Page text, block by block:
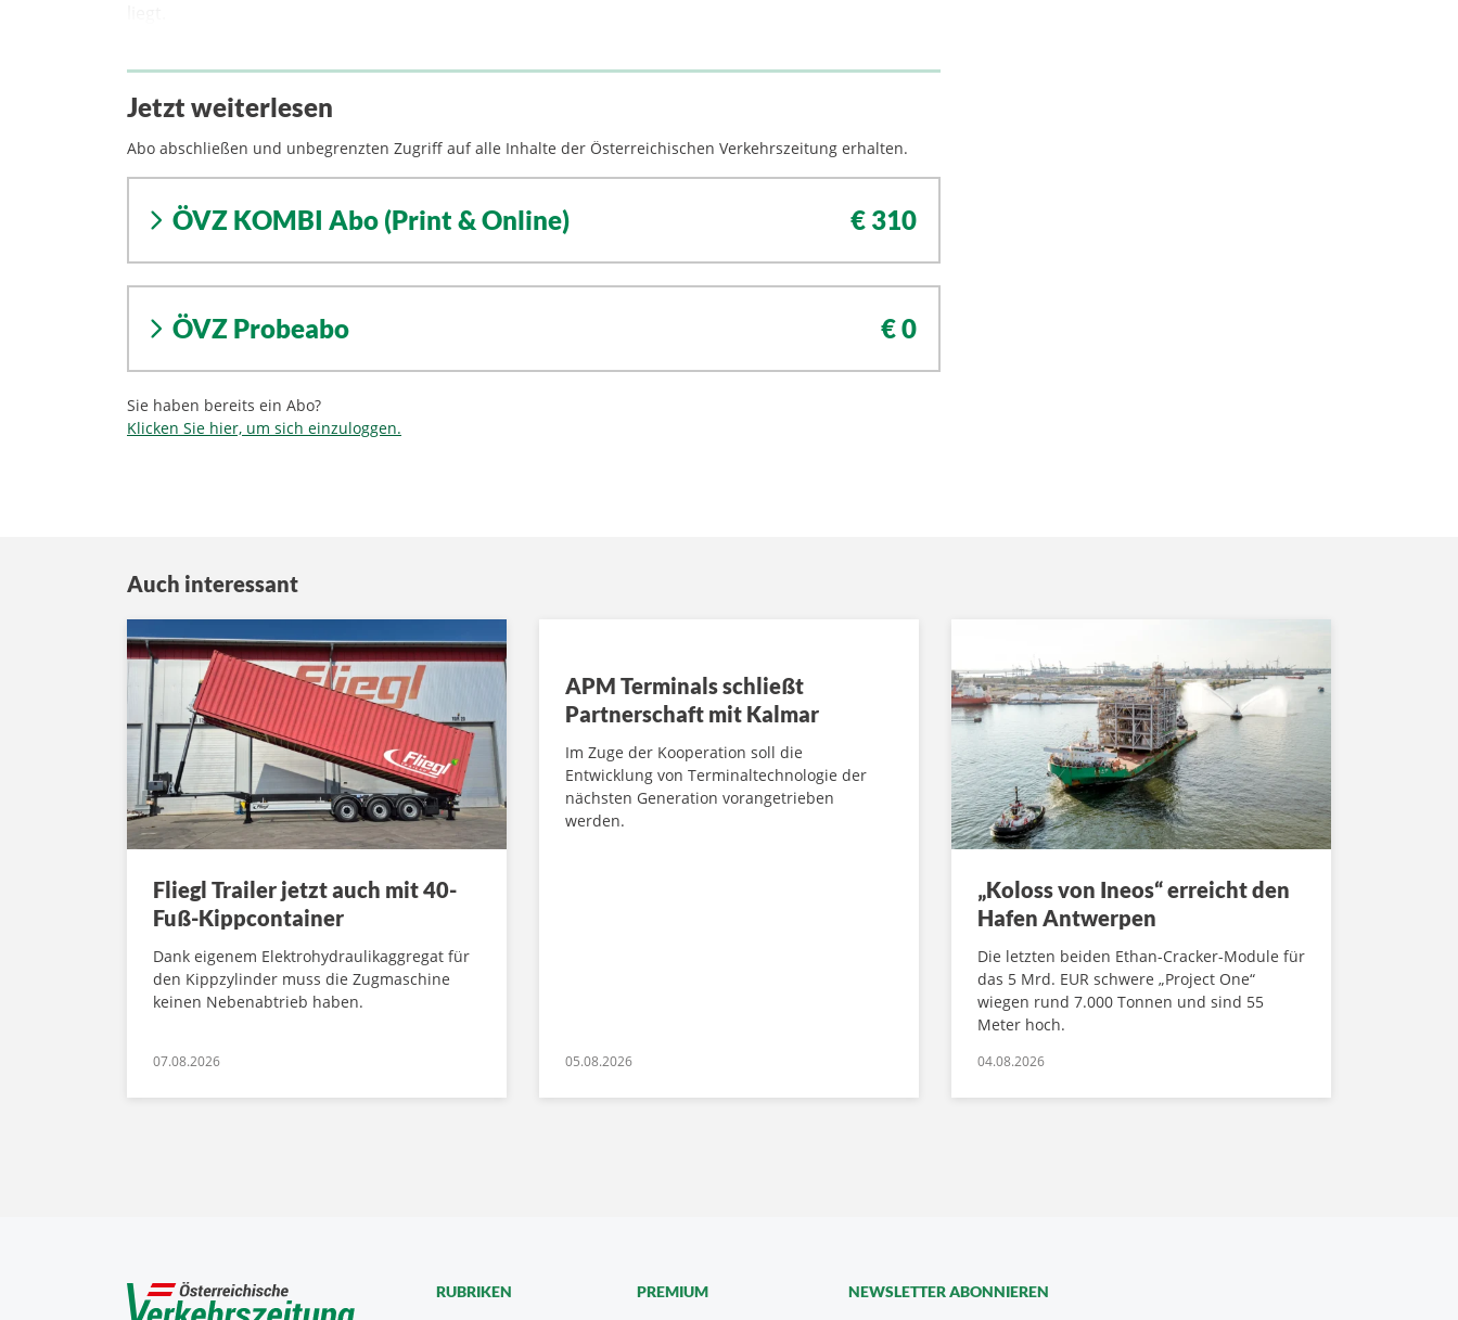
Jetzt weiterlesen
Abo abschließen und unbegrenzten Zugriff auf alle Inhalte der Österreichischen Verkehrszeitung erhalten.
ÖVZ KOMBI Abo (Print & Online) € 310
ÖVZ Probeabo € 0
Sie haben bereits ein Abo?
Klicken Sie hier, um sich einzuloggen.
Auch interessant
Fliegl Trailer jetzt auch mit 40-
Fuß-Kippcontainer
Dank eigenem Elektrohydraulikaggregat für
den Kippzylinder muss die Zugmaschine
keinen Nebenabtrieb haben.
07.08.2026
APM Terminals schließt
Partnerschaft mit Kalmar
Im Zuge der Kooperation soll die
Entwicklung von Terminaltechnologie der
nächsten Generation vorangetrieben
werden.
05.08.2026
„Koloss von Ineos“ erreicht den
Hafen Antwerpen
Die letzten beiden Ethan-Cracker-Module für
das 5 Mrd. EUR schwere „Project One“
wiegen rund 7.000 Tonnen und sind 55
Meter hoch.
04.08.2026
NEWSLETTER ABONNIEREN
RUBRIKEN PREMIUM